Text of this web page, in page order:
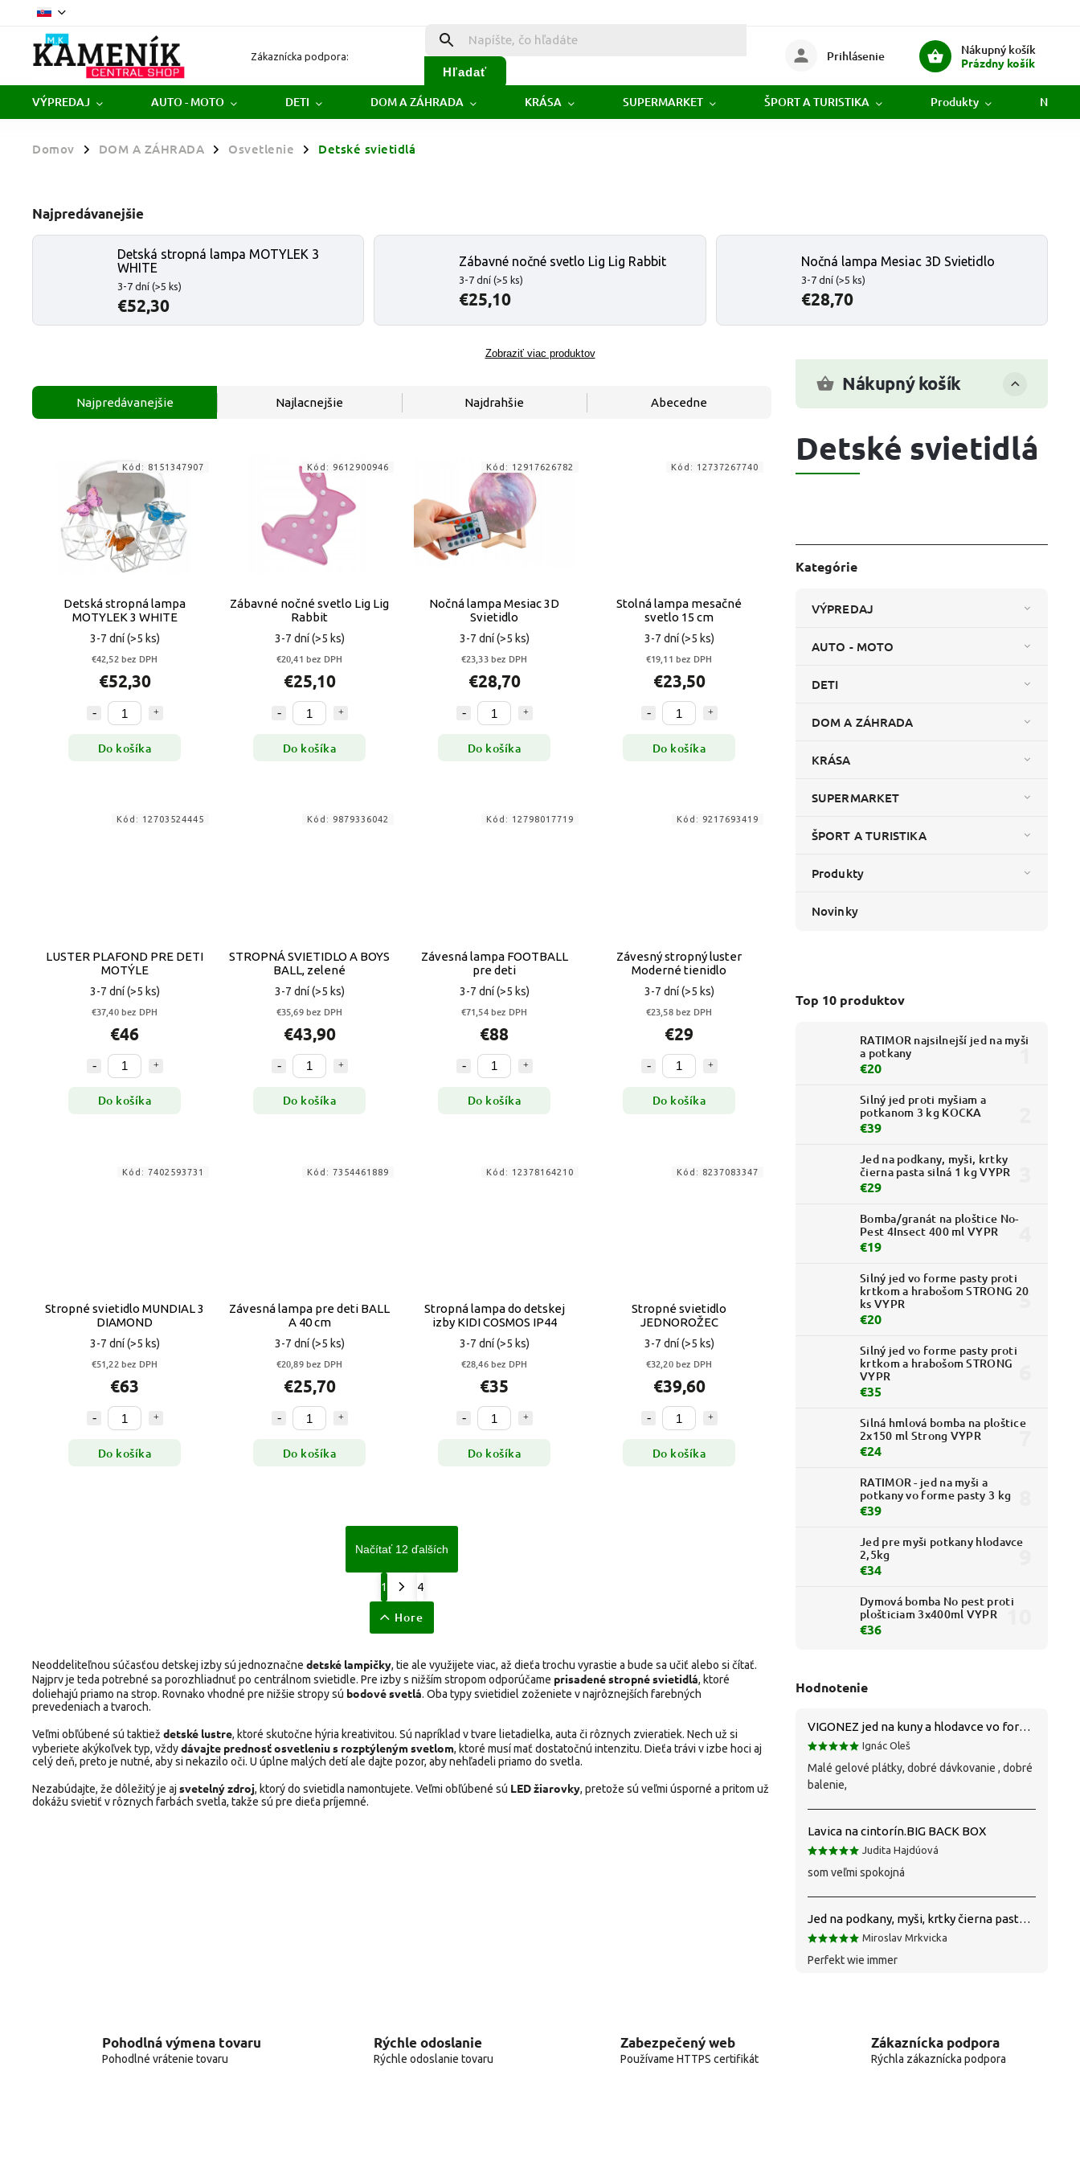
Zákaznícka podpora:
Hľadať
Nákupný košík
Prázdny košík
Prihlásenie
VÝPREDAJ AUTO - MOTO DETI DOM A ZÁHRADA KRÁSA SUPERMARKET ŠPORT A TURISTIKA Produkty
Domov / DOM A ZÁHRADA / Osvetlenie / Detské svietidlá
Najpredávanejšie
Detská stropná lampa MOTYLEK 3
WHITE
3-7 dní (>5 ks)
€52,30
Zábavné nočné svetlo Lig Lig Rabbit
3-7 dní(>5 ks)
€25,10
Nočná lampa Mesiac 3D Svietidlo
3-7 dní (>5 ks)
€28,70
Zobraziť viac produktov
Nákupný košík
Detské svietidlá
Kategórie
VÝPREDAJ
AUTO - MOTO
DETI
DOM A ZÁHRADA
KRÁSA
SUPERMARKET
ŠPORT A TURISTIKA
Produkty
Novinky
Top 10 produktov
RATIMOR najsilnejší jed na myši
a potkany
€20
Silný jed proti myšiam a
potkanom 3 kg KOCKA
€39
Jed na podkany, myši, krtky
čierna pasta silná 1 kg VYPR
€29
Bomba/granát na ploštice No-
Pest 4Insect 400 ml VYPR
€19
Silný jed vo forme pasty proti
krtkom a hrabošom STRONG 20
ks VYPR
€20
Silný jed vo forme pasty proti
krtkom a hrabošom STRONG
VYPR
€35
Silná hmlová bomba na ploštice
2x150 ml Strong VYPR
€24
RATIMOR - jed na myši a
potkany vo forme pasty 3 kg
€39
Jed pre myši potkany hlodavce
2,5kg
€34
Dymová bomba No pest proti
plošticiam 3x400ml VYPR
€36
Hodnotenie
VIGONEZ jed na kuny a hlodavce vo forme pasty 1,5 kg
Ignác Oleš
Malé gelové plátky, dobré dávkovanie , dobré
balenie,
Lavica na cintorín.BIG BACK BOX
Judita Hajdúová
som veľmi spokojná
Jed na podkany, myši, krtky čierna pasta silná 1 kg VYPR
Miroslav Mrkvicka
Perfekt wie immer
Najpredávanejšie Najlacnejšie Najdrahšie Abecedne
Detská stropná lampa
MOTYLEK 3 WHITE
3-7 dní(>5 ks)
€42,52 bez DPH
€52,30
Do košíka
Kód: 8151347907
Zábavné nočné svetlo Lig Lig
Rabbit
3-7 dní(>5 ks)
€20,41 bez DPH
€25,10
Do košíka
Kód: 9612900946
Nočná lampa Mesiac 3D
Svietidlo
3-7 dní(>5 ks)
€23,33 bez DPH
€28,70
Do košíka
Kód: 12917626782
Stolná lampa mesačné
svetlo 15 cm
3-7 dní(>5 ks)
€19,11 bez DPH
€23,50
Do košíka
Kód: 12737267740
LUSTER PLAFOND PRE DETI
MOTÝLE
3-7 dní(>5 ks)
€37,40 bez DPH
€46
Do košíka
Kód: 12703524445
STROPNÁ SVIETIDLO A BOYS
BALL, zelené
3-7 dní(>5 ks)
€35,69 bez DPH
€43,90
Do košíka
Kód: 9879336042
Závesná lampa FOOTBALL
pre deti
3-7 dní(>5 ks)
€71,54 bez DPH
€88
Do košíka
Kód: 12798017719
Závesný stropný luster
Moderné tienidlo
3-7 dní(>5 ks)
€23,58 bez DPH
€29
Do košíka
Kód: 9217693419
Stropné svietidlo MUNDIAL 3
DIAMOND
3-7 dní(>5 ks)
€51,22 bez DPH
€63
Do košíka
Kód: 7402593731
Závesná lampa pre deti BALL
A 40 cm
3-7 dní(>5 ks)
€20,89 bez DPH
€25,70
Do košíka
Kód: 7354461889
Stropná lampa do detskej
izby KIDI COSMOS IP44
3-7 dní(>5 ks)
€28,46 bez DPH
€35
Do košíka
Kód: 12378164210
Stropné svietidlo
JEDNOROŽEC
3-7 dní(>5 ks)
€32,20 bez DPH
€39,60
Do košíka
Kód: 8237083347
Načítať 12 ďalších
1 4
Hore
Neoddeliteľnou súčasťou detskej izby sú jednoznačne detské lampičky, tie ale využijete viac, až dieťa trochu vyrastie a bude sa učiť alebo si čítať.
Najprv je teda potrebné sa porozhliadnuť po centrálnom svietidle. Pre izby s nižším stropom odporúčame prisadené stropné svietidlá, ktoré
doliehajú priamo na strop. Rovnako vhodné pre nižšie stropy sú bodové svetlá. Oba typy svietidiel zoženiete v najrôznejších farebných
prevedeniach a tvaroch.
Veľmi obľúbené sú taktiež detské lustre, ktoré skutočne hýria kreativitou. Sú napríklad v tvare lietadielka, auta či rôznych zvieratiek. Nech už si
vyberiete akýkoľvek typ, vždydávajte prednosť osvetleniu s rozptýleným svetlom, ktoré musí mať dostatočnú intenzitu. Dieťa trávi v izbe hoci aj
celý deň, preto je nutné, aby si nekazilo oči. U úplne malých detí ale dajte pozor, aby nehľadeli priamo do svetla.
Nezabúdajte, že dôležitý je aj svetelný zdroj, ktorý do svietidla namontujete. Veľmi obľúbené sú LED žiarovky, pretože sú veľmi úsporné a pritom už
dokážu svietiť v rôznych farbách svetla, takže sú pre dieťa príjemné.
Pohodlná výmena tovaru
Pohodlné vrátenie tovaru
Rýchle odoslanie
Rýchle odoslanie tovaru
Zabezpečený web
Používame HTTPS certifikát
Zákaznícka podpora
Rýchla zákaznícka podpora